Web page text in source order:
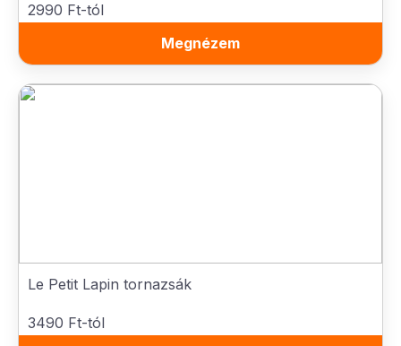
2990 Ft-tól
Megnézem
Le Petit Lapin tornazsák
3490 Ft-tól